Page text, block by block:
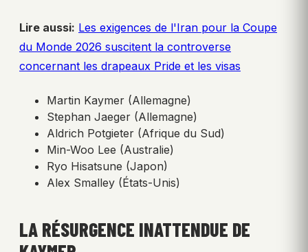
Lire aussi: Les exigences de l'Iran pour la Coupe
du Monde 2026 suscitent la controverse
concernant les drapeaux Pride et les visas
Martin Kaymer (Allemagne)
Stephan Jaeger (Allemagne)
Aldrich Potgieter (Afrique du Sud)
Min-Woo Lee (Australie)
Ryo Hisatsune (Japon)
Alex Smalley (États-Unis)
LA RÉSURGENCE INATTENDUE DE